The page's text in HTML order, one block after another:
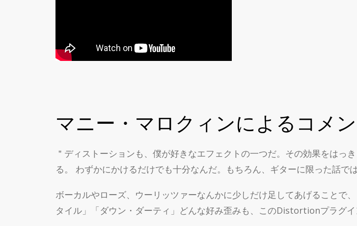
マニー・マロクィンによるコメ
＂ディストーションも、僕が好きなエフェクトの一つだ。その効果をはっ
る。 わずかにかけるだけでも十分なんだ。もちろん、ギターに限った話では
ボーカルやローズ、ウーリッツァーなんかに少しだけ足してあげることで
タイル」「ダウン・ダーティ」どんな好み歪みも、このDistortionプラグイ